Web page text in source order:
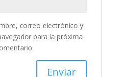
correo electrónico y
para la próxima